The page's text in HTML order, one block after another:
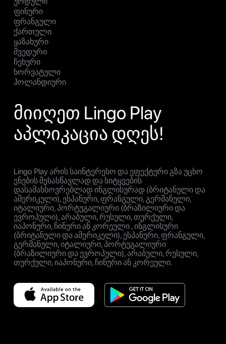
ფინური
ფრანგული
ქართული
ყაზახური
შვედური
ჩეხური
ხორვატული
ჰოლანდიური
მიიღეთ Lingo Play
აპლიკაცია დღეს!
Lingo Play არის საინტერესო და ეფექტური გზა უცხო
ენების შესასწავლად და სიტყვების
დასამახსოვრებლად ინგლისურად (ბრიტანული და
ამერიკული), ესპანური, ფრანგული, გერმანული,
იტალიური, პორტუგალიური (ბრაზილიური და
ევროპული), არაბული, რუსული, თურქული,
იაპონური, ჩინური ან კორეული , ინგლისური
(ბრიტანული და ამერიკელი), ესპანური, ფრანგული,
გერმანული, იტალიური, პორტუგალიური
(ბრაზილიური და ევროპული), არაბული, რუსული,
თურქული, იაპონური, ჩინური ან კორეული.